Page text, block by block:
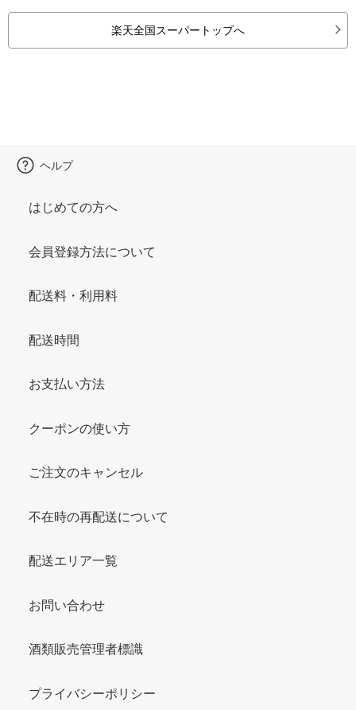
楽天全国スーパートップへ
ヘルプ
はじめての方へ
会員登録方法について
配送料・利用料
配送時間
お支払い方法
クーポンの使い方
ご注文のキャンセル
不在時の再配送について
配送エリア一覧
お問い合わせ
酒類販売管理者標識
プライバシーポリシー